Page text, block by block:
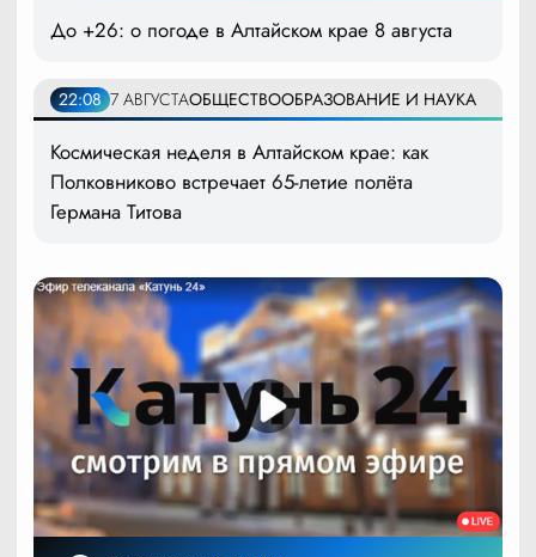
До +26: о погоде в Алтайском крае 8 августа
22:08 7 АВГУСТАОБЩЕСТВООБРАЗОВАНИЕ И НАУКА
Космическая неделя в Алтайском крае: как
Полковниково встречает 65-летие полёта
Германа Титова